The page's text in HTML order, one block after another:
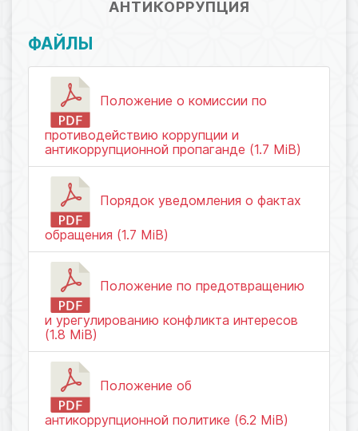
АНТИКОРРУПЦИЯ
ФАЙЛЫ
Положение о комиссии по
противодействию коррупции и
антикоррупционной пропаганде (1.7 MiB)
Порядок уведомления о фактах
обращения (1.7 MiB)
Положение по предотвращению
и урегулированию конфликта интересов
(1.8 MiB)
Положение об
антикоррупционной политике (6.2 MiB)